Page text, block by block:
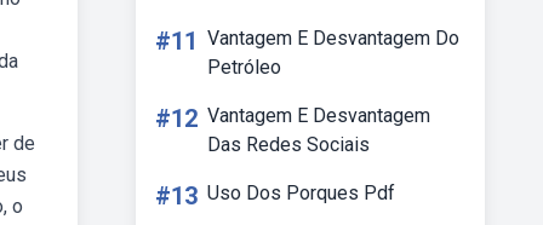
de
o
#11 Vantagem E Desvantagem Do
Petróleo
#12 Vantagem E Desvantagem
Das Redes Sociais
#13 Uso Dos Porques Pdf